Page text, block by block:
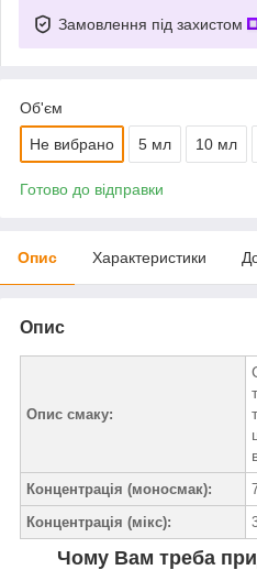
Замовлення під захистом
Об'єм
Не вибрано 5 мл 10 мл
Готово до відправки
Опис Характеристики
Опис
Опис смаку:
Концентрація (моносмак):
Концентрація (мікс):
Чому Вам треба